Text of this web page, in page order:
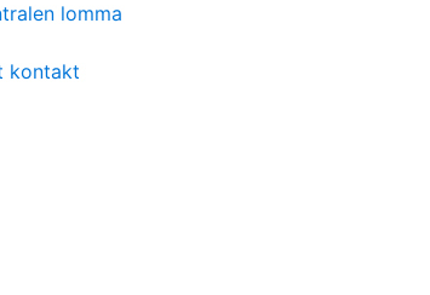
lomma
kontakt